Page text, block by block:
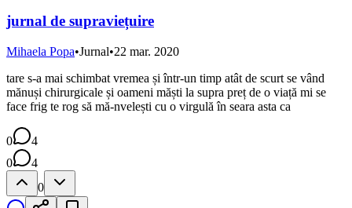
jurnal de supraviețuire
Mihaela Popa•Jurnal•22 mar. 2020
tare s-a mai schimbat vremea și într-un timp atât de scurt se vând
mănuși chirurgicale și oameni măști la supra preț de o viață mi se
face frig te rog să mă-nvelești cu o virgulă în seara asta ca
0
4
0
4
0